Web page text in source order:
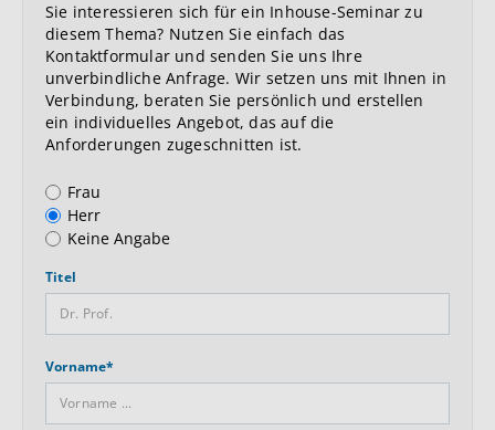
Sie interessieren sich für ein Inhouse-Seminar zu
diesem Thema? Nutzen Sie einfach das
Kontaktformular und senden Sie uns Ihre
unverbindliche Anfrage. Wir setzen uns mit Ihnen in
Verbindung, beraten Sie persönlich und erstellen
ein individuelles Angebot, das auf die
Anforderungen zugeschnitten ist.
Anrede
Frau
Herr
Keine Angabe
Titel
Vorname*